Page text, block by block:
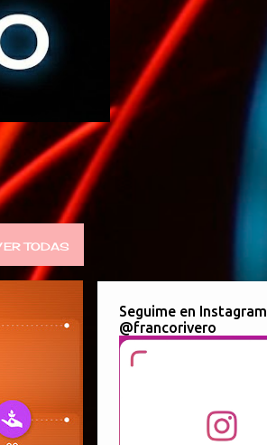
TODAS
Seguime en Instagram
@francorivero